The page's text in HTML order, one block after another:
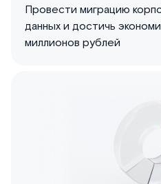
Провести миграцию
данных и достичь
миллионов рублей